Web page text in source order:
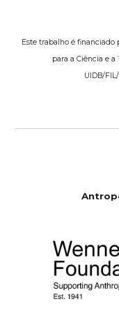
Este trabalho é financiado
para a Ciência e a
UIDB/